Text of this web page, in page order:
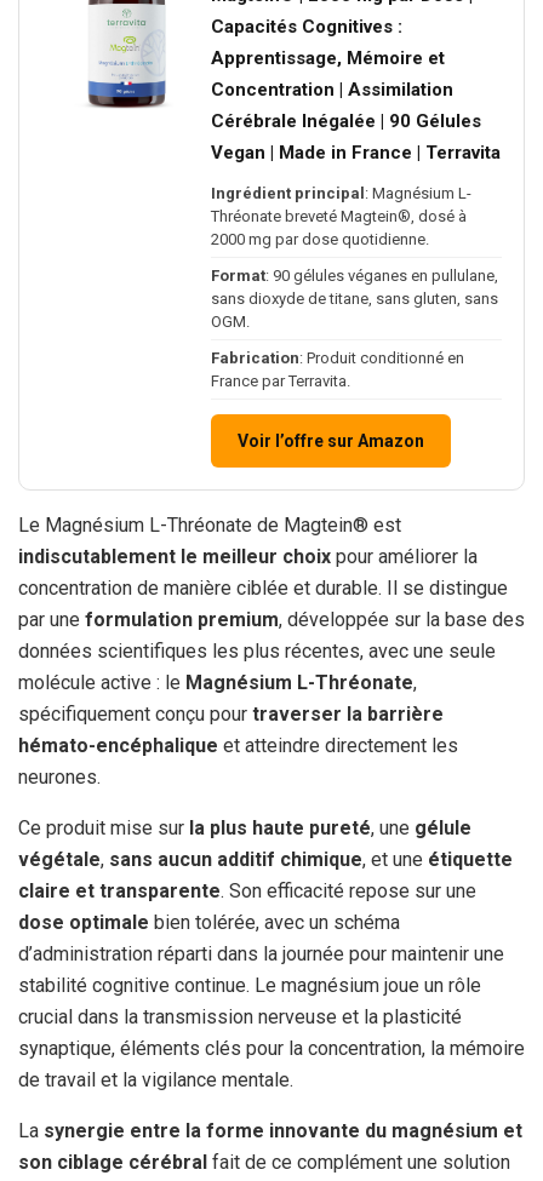
Capacités Cognitives :
Apprentissage, Mémoire et
Concentration | Assimilation
Cérébrale Inégalée | 90 Gélules
Vegan | Made in France | Terravita
Ingrédient principal : Magnésium L-
Thréonate breveté Magtein®, dosé à
2000 mg par dose quotidienne.
Format: 90 gélules véganes en pullulane,
sans dioxyde de titane, sans gluten, sans
OGM.
Fabrication: Produit conditionné en
France par Terravita.
Voir l’offre sur Amazon
Le Magnésium L-Thréonate de Magtein® est
indiscutablement le meilleur choix pour améliorer la
concentration de manière ciblée et durable. Il se distingue
par une formulation premium, développée sur la base des
données scientifiques les plus récentes, avec une seule
molécule active : le Magnésium L-Thréonate,
spécifiquement conçu pour traverser la barrière
hémato-encéphalique et atteindre directement les
neurones.
Ce produit mise sur la plus haute pureté, une gélule
végétale, sans aucun additif chimique, et une étiquette
claire et transparente. Son efficacité repose sur une
dose optimale bien tolérée, avec un schéma
d’administration réparti dans la journée pour maintenir une
stabilité cognitive continue. Le magnésium joue un rôle
crucial dans la transmission nerveuse et la plasticité
synaptique, éléments clés pour la concentration, la mémoire
de travail et la vigilance mentale.
La synergie entre la forme innovante du magnésium et
son ciblage cérébral fait de ce complément une solution